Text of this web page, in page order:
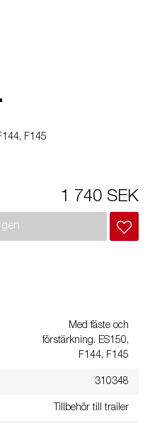
F145
1 740 SEK
Med fäste och
förstärkning. ES150,
F144, F145
310348
Tillbehör till trailer